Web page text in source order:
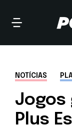
NOTÍCIAS
Jogos
Plus